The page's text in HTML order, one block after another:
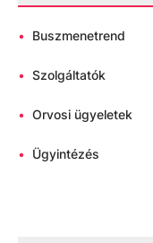
• Buszmenetrend
• Szolgáltatók
• Orvosi ügyeletek
• Ügyintézés